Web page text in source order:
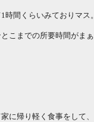
時間くらいみておりマス
こまでの所要時間がま
に帰り軽く食事をして